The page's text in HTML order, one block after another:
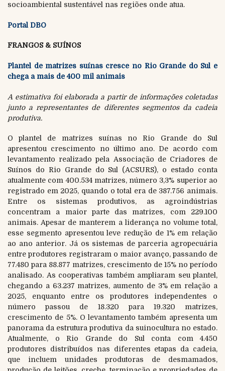
socioambiental sustentável nas regiões onde atua.
Portal DBO
FRANGOS & SUÍNOS
Plantel de matrizes suínas cresce no Rio Grande do Sul e
chega a mais de 400 mil animais
A estimativa foi elaborada a partir de informações coletadas
junto a representantes de diferentes segmentos da cadeia
produtiva.
O plantel de matrizes suínas no Rio Grande do Sul
apresentou crescimento no último ano. De acordo com
levantamento realizado pela Associação de Criadores de
Suínos do Rio Grande do Sul (ACSURS), o estado conta
atualmente com 400.534 matrizes, número 3,3% superior ao
registrado em 2025, quando o total era de 387.756 animais.
Entre os sistemas produtivos, as agroindústrias
concentram a maior parte das matrizes, com 229.100
animais. Apesar de manterem a liderança no volume total,
esse segmento apresentou leve redução de 1% em relação
ao ano anterior. Já os sistemas de parceria agropecuária
entre produtores registraram o maior avanço, passando de
77.480 para 88.877 matrizes, crescimento de 15% no período
analisado. As cooperativas também ampliaram seu plantel,
chegando a 63.237 matrizes, aumento de 3% em relação a
2025, enquanto entre os produtores independentes o
número passou de 18.320 para 19.320 matrizes,
crescimento de 5%. O levantamento também apresenta um
panorama da estrutura produtiva da suinocultura no estado.
Atualmente, o Rio Grande do Sul conta com 4.450
produtores distribuídos nas diferentes etapas da cadeia,
que incluem unidades produtoras de desmamados,